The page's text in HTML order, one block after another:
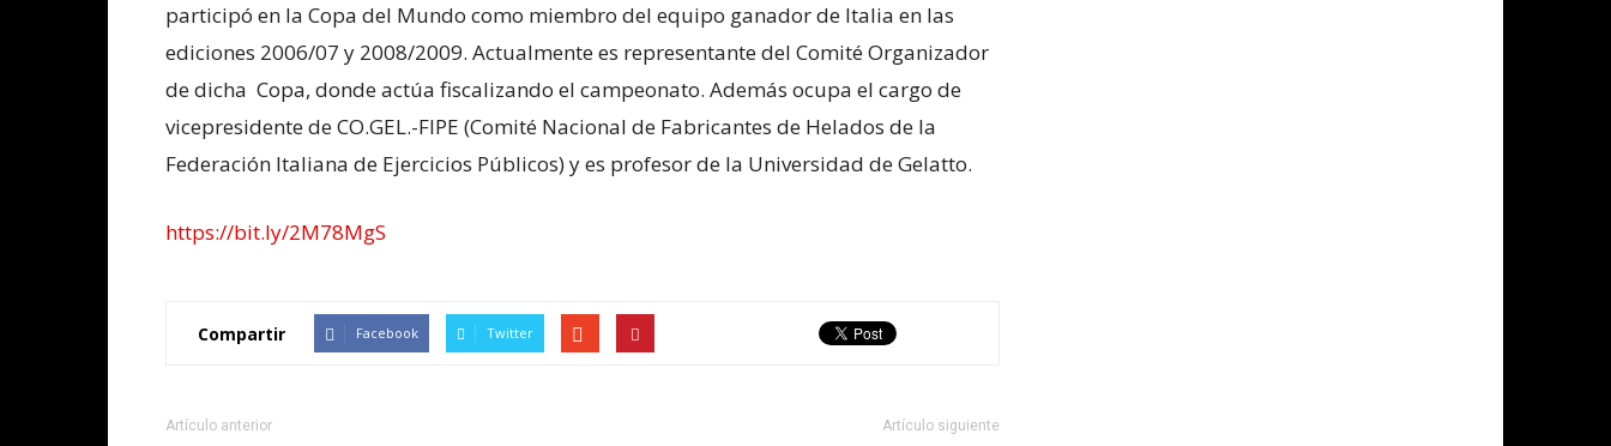
participó en la Copa del Mundo como miembro del equipo ganador de Italia en las
ediciones 2006/07 y 2008/2009. Actualmente es representante del Comité Organizador
de dicha Copa, donde actúa fiscalizando el campeonato. Además ocupa el cargo de
vicepresidente de CO.GEL.-FIPE (Comité Nacional de Fabricantes de Helados de la
Federación Italiana de Ejercicios Públicos) y es profesor de la Universidad de Gelatto.
https://bit.ly/2M78MgS
Compartir Facebook Twitter
Artículo anterior Artículo siguiente